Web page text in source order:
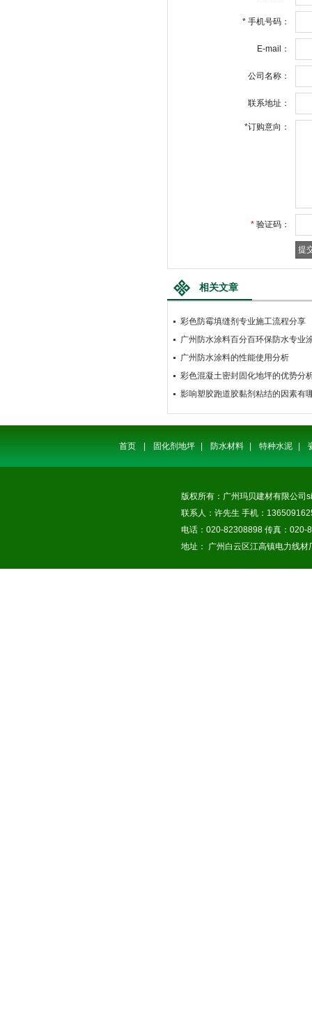
* 手机号码：
E-mail：
公司名称：
联系地址：
*订购意向：
* 验证码：
相关文章
彩色防霉填缝剂专业施工流程分享
广州防水涂料百分百环保防水专业
广州防水涂料的性能使用分析
彩色混凝土密封固化地坪的优势分
影响塑胶跑道胶黏剂粘结的因素有
首页 固化剂地坪 防水材料 特种水泥
版权所有：广州玛贝建材有限公司
联系人：许先生 手机：
电话：020-82308898 传真：020-
地址： 广州白云区江高镇电力线材